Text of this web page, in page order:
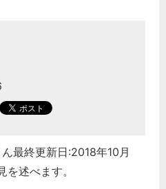
最終更新日:2018年10月
述べます。